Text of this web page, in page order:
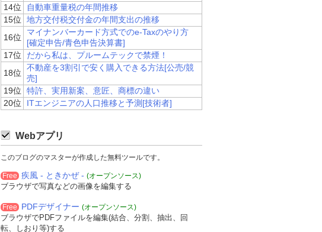
14位
自動車重量税の年間推移
15位
地方交付税交付金の年間支出の推移
16位
マイナンバーカード方式でのe-Taxのやり方
[確定申告/青色申告決算書]
17位
だから私は、プルームテックで禁煙！
18位
不動産を3割引で安く購入できる方法[公売/競
売]
19位
特許、実用新案、意匠、商標の違い
20位
ITエンジニアの人口推移と予測[技術者]
Webアプリ
このブログのマスターが作成した無料ツールです。
Free 疾風 - ときかぜ - (オープンソース)
ブラウザで写真などの画像を編集する
Free PDFデザイナー (オープンソース)
ブラウザでPDFファイルを編集(結合、分割、抽出、回
転、しおり等)する